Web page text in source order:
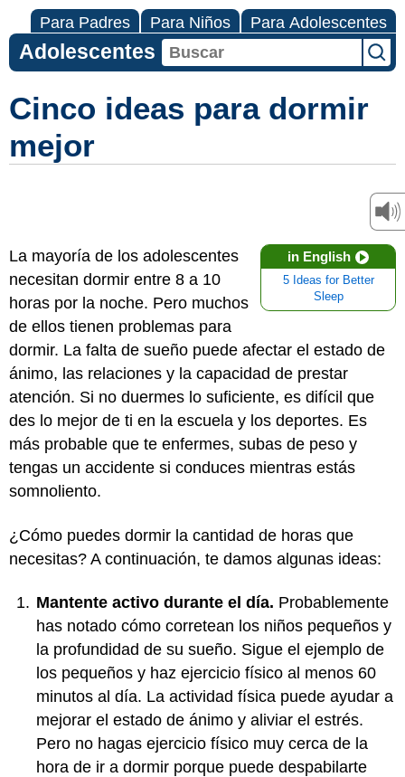
Para Padres Para Niños Para Adolescentes
Adolescentes
Cinco ideas para dormir
mejor
in English
5 Ideas for Better
Sleep
La mayoría de los adolescentes
necesitan dormir entre 8 a 10
horas por la noche. Pero muchos
de ellos tienen problemas para
dormir. La falta de sueño puede afectar el estado de
ánimo, las relaciones y la capacidad de prestar
atención. Si no duermes lo suficiente, es difícil que
des lo mejor de ti en la escuela y los deportes. Es
más probable que te enfermes, subas de peso y
tengas un accidente si conduces mientras estás
somnoliento.
¿Cómo puedes dormir la cantidad de horas que
necesitas? A continuación, te damos algunas ideas:
Mantente activo durante el día. Probablemente
has notado cómo corretean los niños pequeños y
la profundidad de su sueño. Sigue el ejemplo de
los pequeños y haz ejercicio físico al menos 60
minutos al día. La actividad física puede ayudar a
mejorar el estado de ánimo y aliviar el estrés.
Pero no hagas ejercicio físico muy cerca de la
hora de ir a dormir porque puede despabilarte